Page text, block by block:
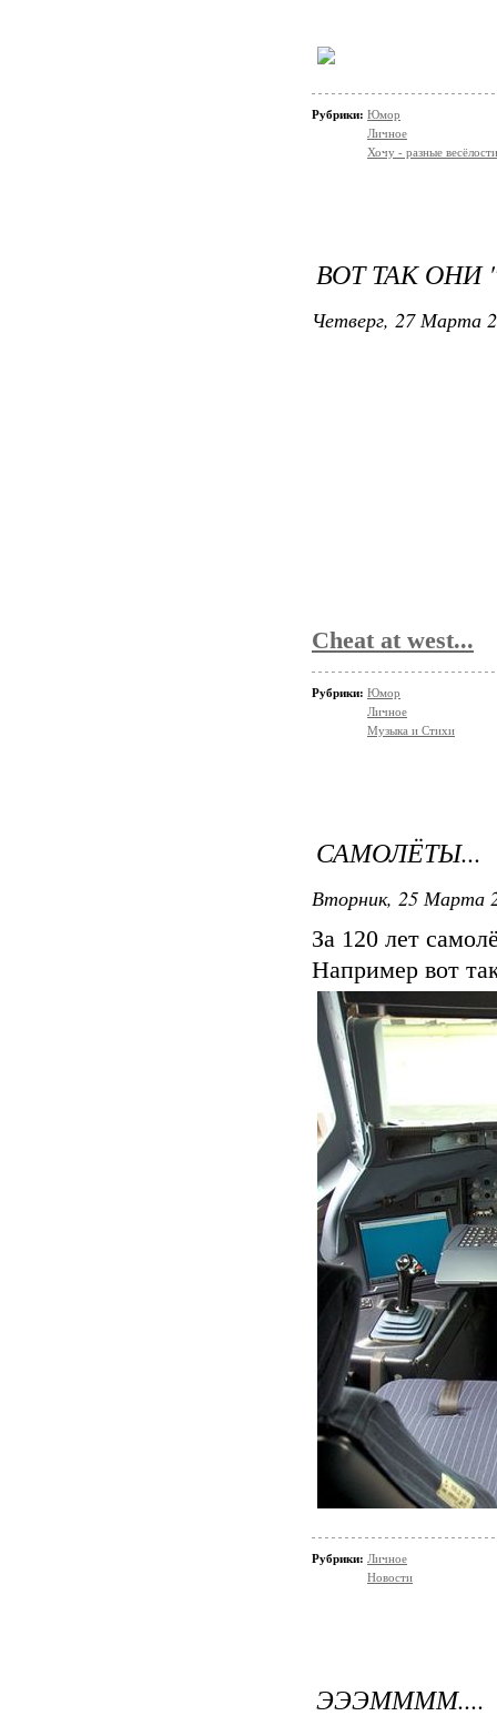
Рубрики: Юмор
Личное
Хочу - разные
ВОТ ТАК
Четверг, 27 Марта
Cheat at west...
Рубрики: Юмор
Личное
Музыка и Стихи
САМОЛЁТЫ...
Вторник, 25 Марта
За 120 лет
Например вот
Рубрики: Личное
Новости
ЭЭЭММММ....